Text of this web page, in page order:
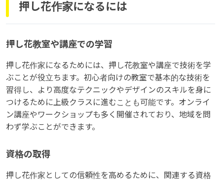
押し花作家になるには
押し花教室や講座での学習
押し花作家になるためには、押し花教室や講座で技術を学
ぶことが役立ちます。初心者向けの教室で基本的な技術を
習得し、より高度なテクニックやデザインのスキルを身に
つけるために上級クラスに進むことも可能です。オンライ
ン講座やワークショップも多く開催されており、地域を問
わず学ぶことができます。
資格の取得
押し花作家としての信頼性を高めるために、関連する資格